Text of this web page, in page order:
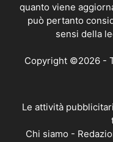
quanto viene
può pertanto
sensi della
Copyright ©2026 -
Le attività
Chi siamo -